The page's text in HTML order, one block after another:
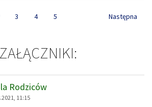
3 4 5 Następna
ZAŁĄCZNIKI:
Rodziców
11:15